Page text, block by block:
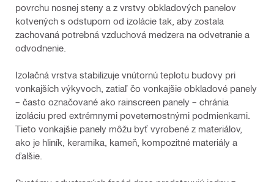
povrchu nosnej steny a z vrstvy obkladových panelov
kotvených s odstupom od izolácie tak, aby zostala
zachovaná potrebná vzduchová medzera na odvetranie a
odvodnenie.
Izolačná vrstva stabilizuje vnútornú teplotu budovy pri
vonkajších výkyvoch, zatiaľ čo vonkajšie obkladové panely
– často označované ako rainscreen panely – chránia
izoláciu pred extrémnymi poveternostnými podmienkami.
Tieto vonkajšie panely môžu byť vyrobené z materiálov,
ako je hliník, keramika, kameň, kompozitné materiály a
ďalšie.